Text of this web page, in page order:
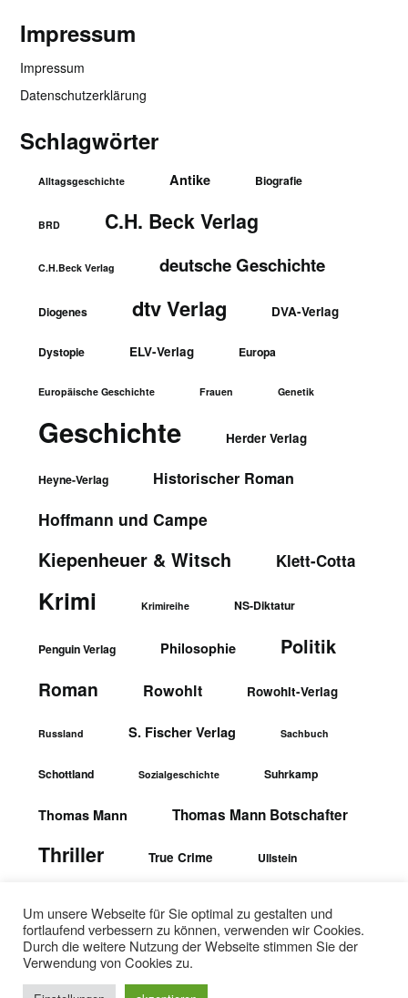
Impressum
Impressum
Datenschutzerklärung
Schlagwörter
Alltagsgeschichte Antike Biografie
BRD C.H. Beck Verlag
C.H.Beck Verlag deutsche Geschichte
Diogenes dtv Verlag DVA-Verlag
Dystopie ELV-Verlag Europa
Europäische Geschichte Frauen Genetik
Geschichte Herder Verlag
Heyne-Verlag Historischer Roman
Hoffmann und Campe
Kiepenheuer & Witsch Klett-Cotta
Krimi Krimireihe NS-Diktatur
Penguin Verlag Philosophie Politik
Roman Rowohlt Rowohlt-Verlag
Russland S. Fischer Verlag Sachbuch
Schottland Sozialgeschichte Suhrkamp
Thomas Mann Thomas Mann Botschafter
Thriller True Crime Ullstein
Um unsere Webseite für Sie optimal zu gestalten und
fortlaufend verbessern zu können, verwenden wir Cookies.
Durch die weitere Nutzung der Webseite stimmen Sie der
Verwendung von Cookies zu.